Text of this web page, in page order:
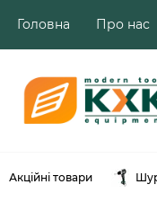
Головна Про нас
Акційні товари